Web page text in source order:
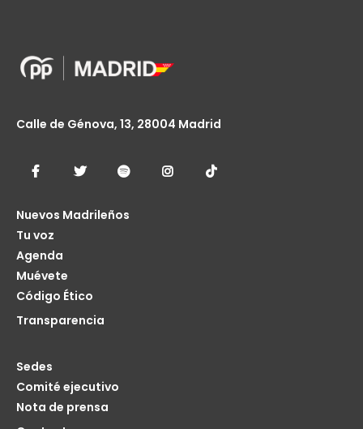
Calle de Génova, 13, 28004 Madrid
Nuevos Madrileños
Tu voz
Agenda
Muévete
Código Ético
Transparencia
Sedes
Comité ejecutivo
Nota de prensa